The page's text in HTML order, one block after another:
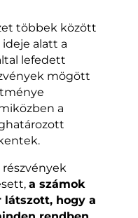
többek között
ideje alatt a
lefedett
mögött
a
a számok
látszott, hogy a